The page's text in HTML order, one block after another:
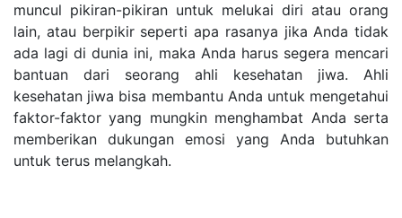
muncul pikiran-pikiran untuk melukai diri atau orang
lain, atau berpikir seperti apa rasanya jika Anda tidak
ada lagi di dunia ini, maka Anda harus segera mencari
bantuan dari seorang ahli kesehatan jiwa. Ahli
kesehatan jiwa bisa membantu Anda untuk mengetahui
faktor-faktor yang mungkin menghambat Anda serta
memberikan dukungan emosi yang Anda butuhkan
untuk terus melangkah.